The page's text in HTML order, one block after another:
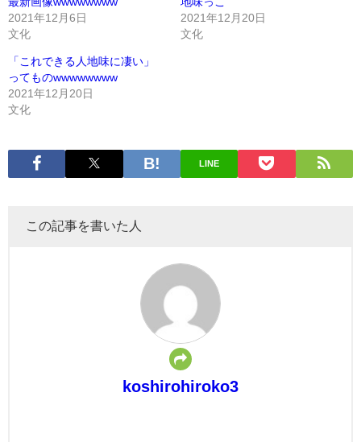
2021年12月6日
文化
2021年12月20日
文化
「これできる人地味に凄い」
ってものwwwwwwww
2021年12月20日
文化
LINE
この記事を書いた人
koshirohiroko3